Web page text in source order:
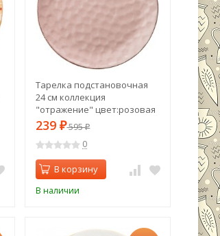
Тарелка подстановочная
24 см коллекция
"отражение" цвет:розовая
пудра Lefard (191-134)
239₽595₽
0
В корзину
В наличии